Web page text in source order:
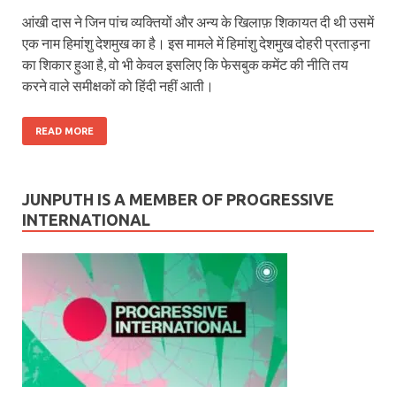
आंखी दास ने जिन पांच व्‍यक्तियों और अन्‍य के खिलाफ़ शिकायत दी थी उसमें
एक नाम हिमांशु देशमुख का है। इस मामले में हिमांशु देशमुख दोहरी प्रताड़ना
का शिकार हुआ है, वो भी केवल इसलिए कि फेसबुक कमेंट की नीति तय
करने वाले समीक्षकों को हिंदी नहीं आती।
READ MORE
JUNPUTH IS A MEMBER OF PROGRESSIVE
INTERNATIONAL